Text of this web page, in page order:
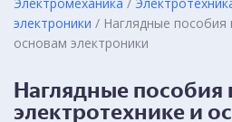
электроники / Наглядные пособия
основам электроники
Наглядные пособия
электротехнике и